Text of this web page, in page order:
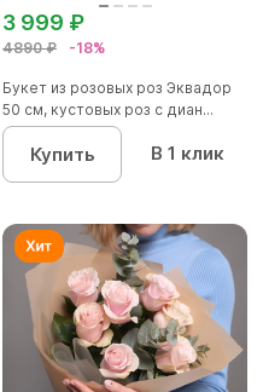
4890 ₽ -18%
3 999 ₽
Букет из розовых роз Эквадор
50 см, кустовых роз с диан...
Купить В 1 клик